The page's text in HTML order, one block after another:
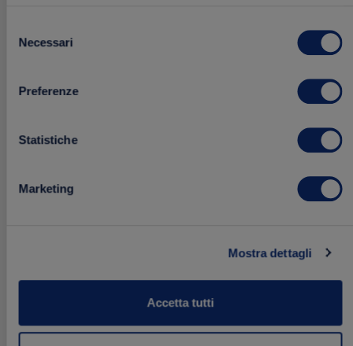
delNecessari
Preferenze
Statistiche
Marketing
Mostra dettagli
Accetta tutti
Sugo Fresco ai 4 Formaggi – 85g
Aggiungi